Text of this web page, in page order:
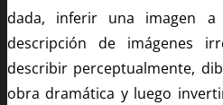
dada, inferir una imagen
descripción de imágenes
describir perceptualmente,
obra dramática y luego